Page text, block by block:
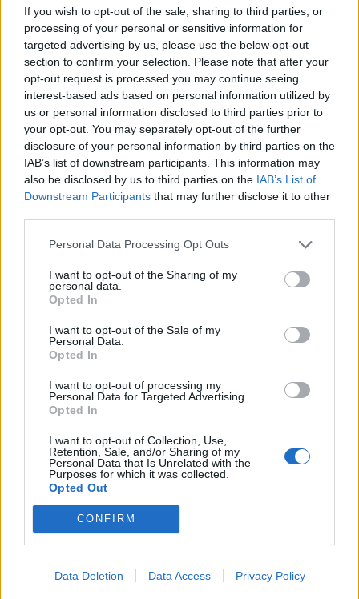
If you wish to opt-out of the sale, sharing to third parties, or
processing of your personal or sensitive information for
targeted advertising by us, please use the below opt-out
section to confirm your selection. Please note that after your
opt-out request is processed you may continue seeing
interest-based ads based on personal information utilized by
us or personal information disclosed to third parties prior to
your opt-out. You may separately opt-out of the further
disclosure of your personal information by third parties on the
IAB’s list of downstream participants. This information may
also be disclosed by us to third parties on the IAB’s List of
Downstream Participants that may further disclose it to other
Personal Data Processing Opt Outs
I want to opt-out of the Sharing of my
personal data.
Opted In
I want to opt-out of the Sale of my
Personal Data.
Opted In
I want to opt-out of processing my
Personal Data for Targeted Advertising.
Opted In
I want to opt-out of Collection, Use,
Retention, Sale, and/or Sharing of my
Personal Data that Is Unrelated with the
Purposes for which it was collected.
Opted Out
CONFIRM
Data Deletion Data Access Privacy Policy
Fantóm prodejen a vykradač aut dopaden
Martin Poulíček 13. 2. 2019
PŘÍBRAM - Příbramským policistům se podařilo dopadnout zloděje,
Podvodník sliboval nebankovní půjčky
Martin Poulíček - 18. 10. 2018
PŘÍBRAM – Příbramští kriminalisté se zabývají rozsáhlou trestnou
činností v podobě podvodného jednání při sjednávání nebankovních
půjček. Poškozených je již 21, a to na různých...